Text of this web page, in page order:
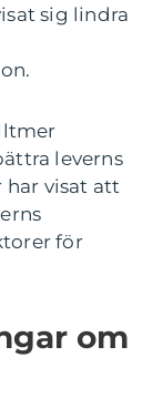
sig lindra
leverns
har visat att
för
om